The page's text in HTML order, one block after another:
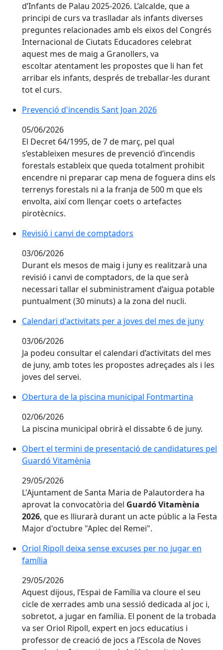
d’Infants de Palau 2025-2026. L’alcalde, que a
principi de curs va traslladar als infants diverses
preguntes relacionades amb els eixos del Congrés
Internacional de Ciutats Educadores celebrat
aquest mes de maig a Granollers, va
escoltar atentament les propostes que li han fet
arribar els infants, després de treballar-les durant
tot el curs.
Prevenció d'incendis Sant Joan 2026
Prevenció d'incendis Sant Joan 2026
05/06/2026
El Decret 64/1995, de 7 de març, pel qual
s’estableixen mesures de prevenció d’incendis
forestals estableix que queda totalment prohibit
encendre ni preparar cap mena de foguera dins els
terrenys forestals ni a la franja de 500 m que els
envolta, així com llençar coets o artefactes
pirotècnics.
Revisió i canvi de comptadors
Revisió i canvi de comptadors
03/06/2026
Durant els mesos de maig i juny es realitzarà una
revisió i canvi de comptadors, de la que serà
necessari tallar el subministrament d’aigua potable
puntualment (30 minuts) a la zona del nucli.
Calendari d'activitats per a joves del mes de juny
Calendari d'activitats per a joves del mes de juny
03/06/2026
Ja podeu consultar el calendari d’activitats del mes
de juny, amb totes les propostes adreçades als i les
joves del servei.
Obertura de la piscina municipal Fontmartina
Obertura de la piscina municipal Fontmartina
02/06/2026
La piscina municipal obrirà el dissabte 6 de juny.
Obert el termini de presentació de candidatures pel
Obert el termini de presentació de candidatures pel
Guardó Vitamènia
29/05/2026
L'Ajuntament de Santa Maria de Palautordera ha
aprovat la convocatòria del Guardó Vitamènia
2026, que es lliurarà durant un acte públic a la Festa
Major d'octubre "Aplec del Remei".
Oriol Ripoll deixa sense excuses per no jugar en
Oriol Ripoll deixa sense excuses per no jugar en
família
29/05/2026
Aquest dijous, l’Espai de Família va cloure el seu
cicle de xerrades amb una sessió dedicada al joc i,
sobretot, a jugar en família. El ponent de la trobada
va ser Oriol Ripoll, expert en jocs educatius i
professor de creació de jocs a l’Escola de Noves